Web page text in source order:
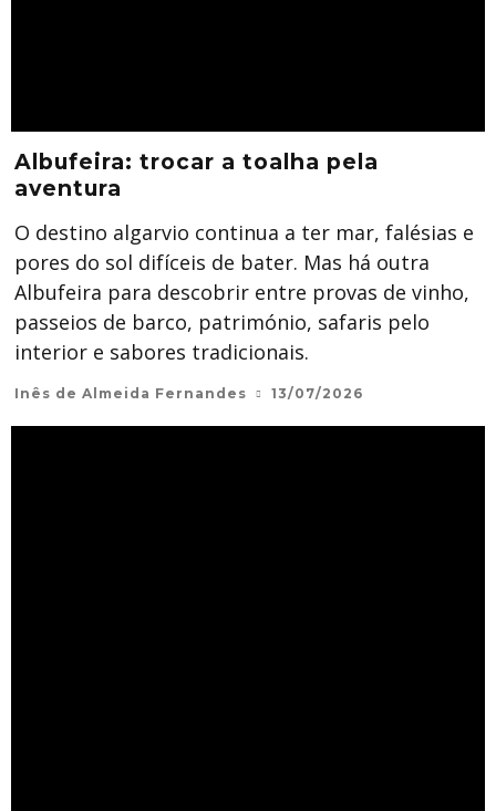
Albufeira: trocar a toalha pela
aventura
O destino algarvio continua a ter mar, falésias e
pores do sol difíceis de bater. Mas há outra
Albufeira para descobrir entre provas de vinho,
passeios de barco, património, safaris pelo
interior e sabores tradicionais.
Inês de Almeida Fernandes 13/07/2026